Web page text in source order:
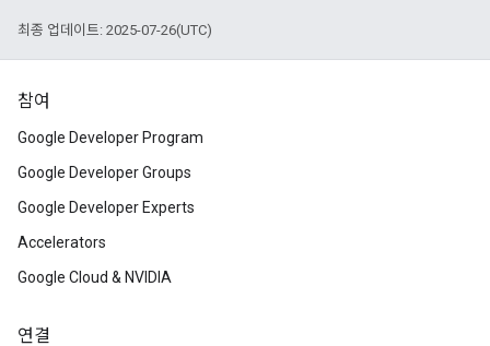
최종 업데이트: 2025-07-26(UTC)
참여
Google Developer Program
Google Developer Groups
Google Developer Experts
Accelerators
Google Cloud & NVIDIA
연결